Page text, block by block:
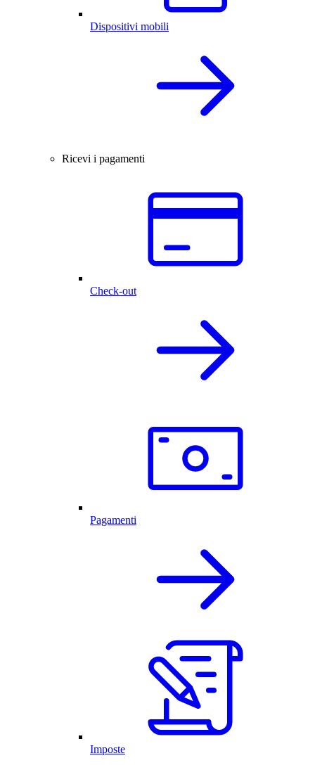
Dispositivi mobili
Ricevi i pagamenti
Check-out
Pagamenti
Imposte